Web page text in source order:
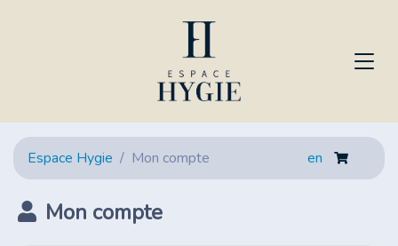
Espace Hygie Mon compte en
Mon compte